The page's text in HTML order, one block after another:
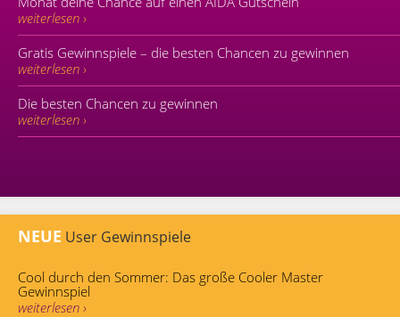
weiterlesen ›
Gratis Gewinnspiele – die besten Chancen zu gewinnen
weiterlesen ›
Die besten Chancen zu gewinnen
weiterlesen ›
NEUE User Gewinnspiele
Cool durch den Sommer: Das große Cooler Master
Gewinnspiel
weiterlesen ›